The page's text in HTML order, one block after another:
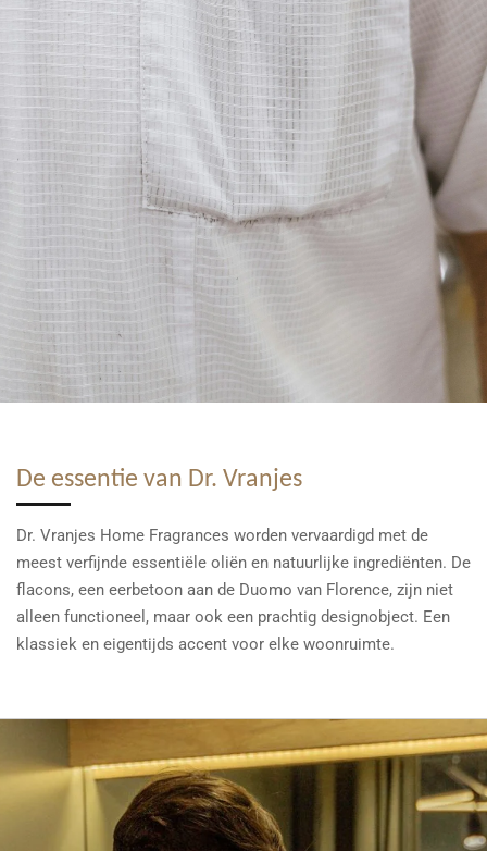
De essentie van Dr. Vranjes
Dr. Vranjes Home Fragrances worden vervaardigd met de
meest verfijnde essentiële oliën en natuurlijke ingrediënten. De
flacons, een eerbetoon aan de Duomo van Florence, zijn niet
alleen functioneel, maar ook een prachtig designobject. Een
klassiek en eigentijds accent voor elke woonruimte.